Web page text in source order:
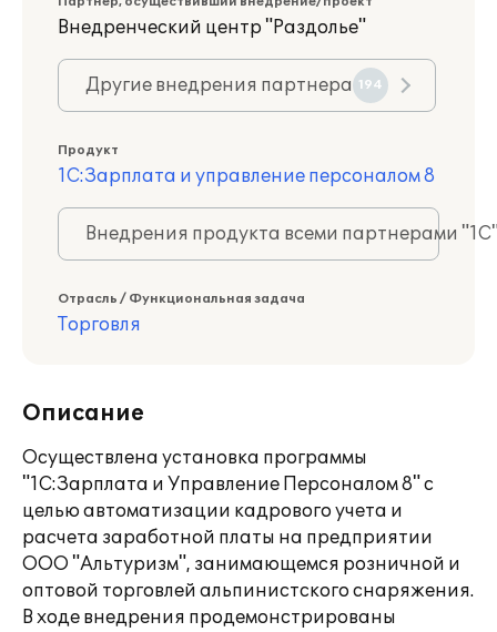
Внедренческий центр "Раздолье"
Другие внедрения партнера 194
Продукт
1С:Зарплата и управление персоналом 8
Внедрения продукта всеми партнерами
Отрасль / Функциональная задача
Торговля
Описание
Осуществлена установка программы
"1C:Зарплата и Управление Персоналом 8" с
целью автоматизации кадрового учета и
расчета заработной платы на предприятии
ООО "Альтуризм", занимающемся розничной и
оптовой торговлей альпинистского снаряжения.
В ходе внедрения продемонстрированы